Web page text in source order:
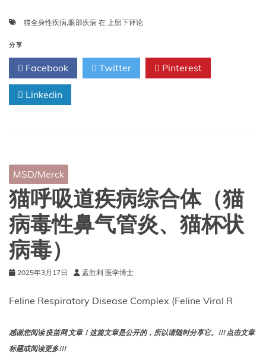
猫全身性疾病,眼部疾病 在 猫
性
疾
病
上留下评论
分享
Facebook Twitter Pinterest
Linkedin
MSD/Merck
猫呼吸道疾病综合体（猫
病毒性鼻气管炎、猫杯状
病毒）
2025年3月17日 孟胜利 医学博士
Feline Respiratory Disease Complex (Feline Viral R
感谢您阅读 疫苗网 文章！这篇文章是公开的，所以请随时分享它。!!! 点击文章
标题或阅读更多!!!